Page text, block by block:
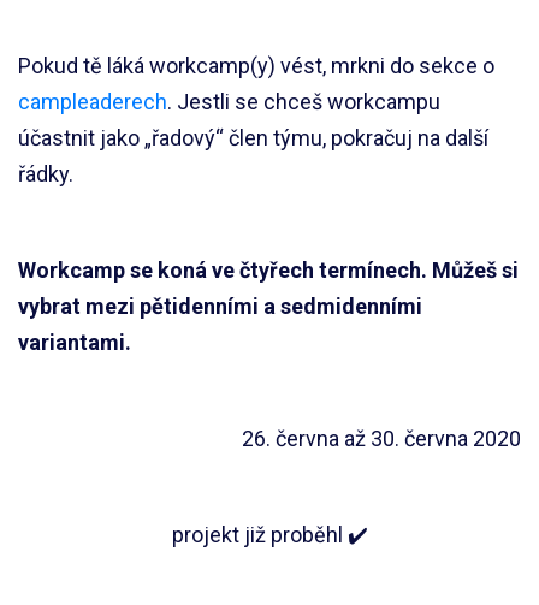
Pokud tě láká workcamp(y) vést, mrkni do sekce o
campleaderech. Jestli se chceš workcampu
účastnit jako „řadový“ člen týmu, pokračuj na další
řádky.
Workcamp se koná ve čtyřech termínech. Můžeš si
vybrat mezi pětidenními a sedmidenními
variantami.
26. června až 30. června 2020
projekt již proběhl ✔️